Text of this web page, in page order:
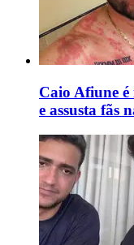
Caio Afiune é
e assusta fãs